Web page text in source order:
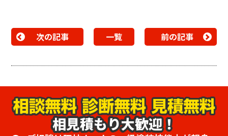
次の記事 一覧 前の記事
相見積もり大歓迎！